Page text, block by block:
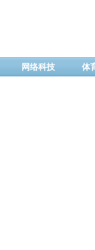
网络科技 体